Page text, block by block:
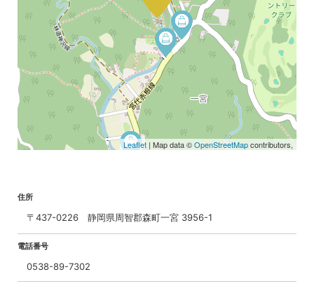
Leaflet | Map data ©OpenStreetMapcontributors,
住所
〒437-0226 静岡県周智郡森町一宮 3956-1
電話番号
0538-89-7302